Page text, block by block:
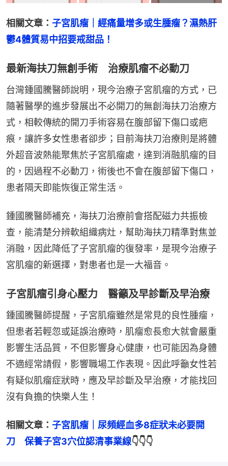
相關文章： 子宮肌瘤｜經痛量增多或生腫瘤？濕熱肝
鬱4體質易中招要戒甜品！
最新海扶刀無創手術 治療肌瘤不必動刀
台灣鍾國騰醫師說明，現今治療子宮肌瘤的方式，已
隨著醫學的進步發展出不必開刀的無創海扶刀治療方
式，相較傳統的開刀手術容易在腹部留下傷口或疤
痕，讓許多女性患者卻步；目前海扶刀治療則是將體
外超音波熱能聚焦於子宮肌瘤處，達到消融肌瘤的目
的，因過程不必動刀，術後也不會在腹部留下傷口，
患者隔天即能恢復正常生活。
鍾國騰醫師補充，海扶刀治療前會搭配磁力共振檢
查，能清楚分辨軟組織病灶，幫助海扶刀精準對焦並
消融，因此降低了子宮肌瘤的復發率，是現今治療子
宮肌瘤的新選擇，對患者也是一大福音。
子宮肌瘤引身心壓力 醫籲及早診斷及早治療
鍾國騰醫師提醒，子宮肌瘤雖然是常見的良性腫瘤，
但患者若輕忽或延誤治療時，肌瘤愈長愈大就會嚴重
影響生活品質，不但影響身心健康，也可能因為身體
不適經常請假，影響職場工作表現。因此呼籲女性若
有疑似肌瘤症狀時，應及早診斷及早治療，才能找回
沒有負擔的快樂人生！
相關文章： 子宮肌瘤｜尿頻經血多8症狀未必要開
刀　保養子宮3穴位認清事業線👇👇👇